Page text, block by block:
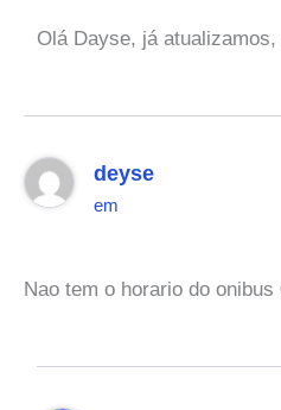
Olá Dayse, já
deyse
em
Nao tem o horario do onibus